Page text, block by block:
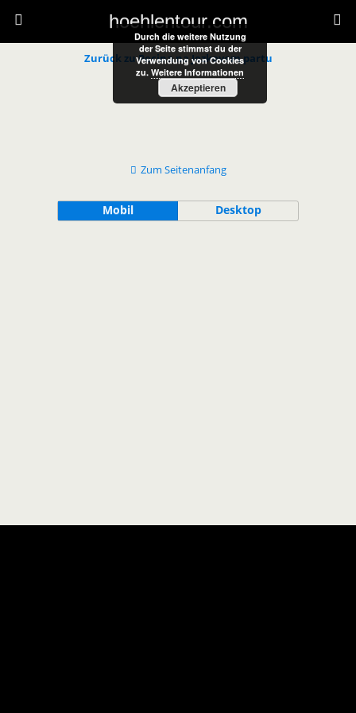
hoehlentour.com
Zurück zu Pecina na Jozkovem partu
Durch die weitere Nutzung
der Seite stimmst du der
Verwendung von Cookies
zu. Weitere Informationen
Akzeptieren
Zum Seitenanfang
Mobil Desktop